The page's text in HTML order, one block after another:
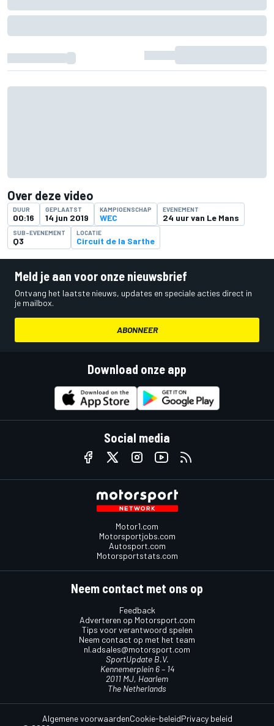
Over deze video
DUUR
00:16
GEPLAATST
14 jun 2019
KAMPIOENSCHAP
WEC
EVENEMENT
24 uur van Le Mans
SUB-EVENEMENT
Q3
LOCATIE
Circuit de la Sarthe
Meld je aan voor onze nieuwsbrief
Ontvang het laatste nieuws, updates en speciale acties direct in
je mailbox.
ABONNEER
Download onze app
Social media
Motor1.com
Motorsportjobs.com
Autosport.com
Motorsportstats.com
Neem contact met ons op
Feedback
Adverteren op Motorsport.com
Tips voor verantwoord spelen
Neem contact op met het team
nl.adsales@motorsport.com
SportUpdate B.V.
Kennemerplein 6 – 14
2011 MJ, Haarlem
The Netherlands
Algemene voorwaardenCookie-beleidPrivacy beleid